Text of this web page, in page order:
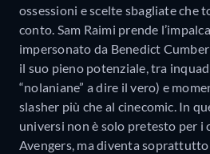
ossessioni e scelte sbagliate che
conto. Sam Raimi prende
impersonato da Benedict
il suo pieno potenziale, tra
“nolaniane” a dire il vero) e
slasher più che al cinecomic. In
universi non è solo pretesto per
Avengers, ma diventa